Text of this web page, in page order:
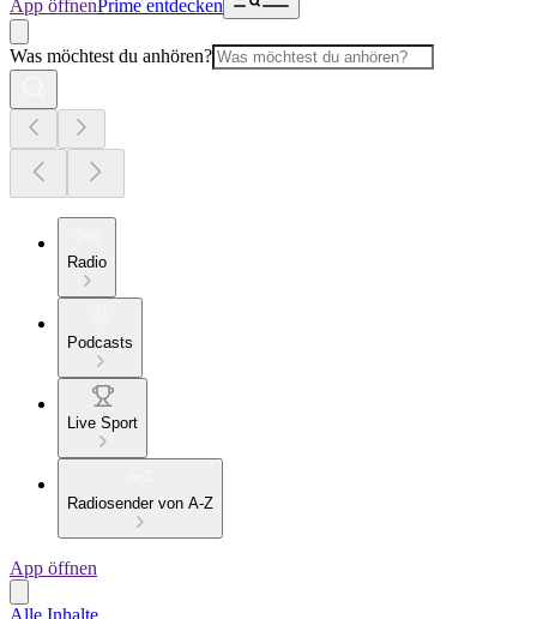
App öffnenPrime entdecken
Was möchtest du anhören?
Radio
Podcasts
Live Sport
Radiosender von A-Z
App öffnen
Alle Inhalte